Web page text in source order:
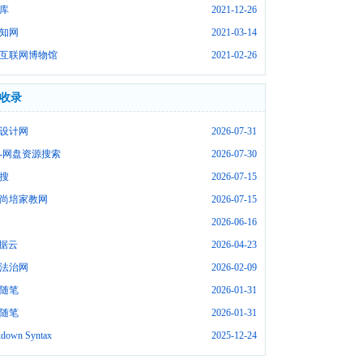
2021-12-26
2021-03-14
网
2021-02-26
联网博物馆
录
2026-07-31
计网
2026-07-30
网盘资源搜索
2026-07-15
2026-07-15
培家教网
2026-06-16
2026-04-23
云
2026-02-09
治网
2026-01-31
笔
2026-01-31
笔
2025-12-24
Syntax